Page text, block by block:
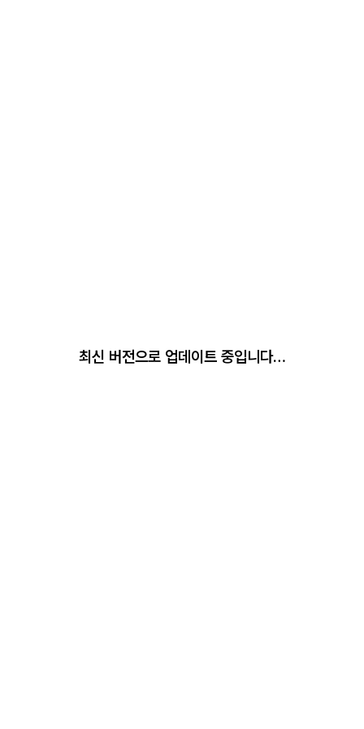
최신 버전으로 업데이트 중입니다…